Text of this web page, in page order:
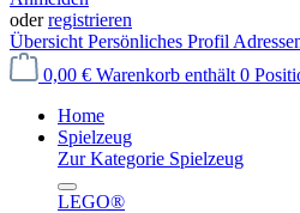
oderregistrieren
Übersicht Persönliches Profil
0,00 € Warenkorb enthält 0
Home
Spielzeug
Zur Kategorie Spielzeug
LEGO®